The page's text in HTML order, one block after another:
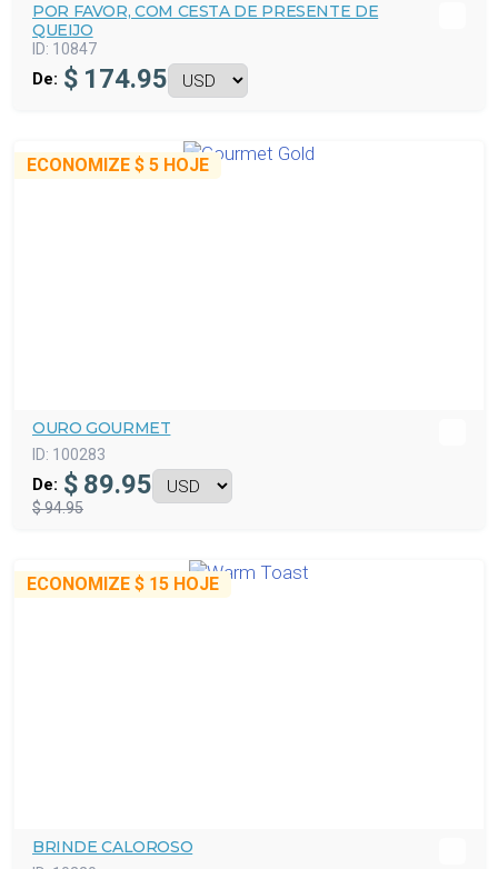
POR FAVOR, COM CESTA DE PRESENTE DE
QUEIJO
ID: 10847
De: $ 174.95
ECONOMIZE $ 5 HOJE
OURO GOURMET
ID: 100283
De: $ 89.95
$ 94.95
ECONOMIZE $ 15 HOJE
BRINDE CALOROSO